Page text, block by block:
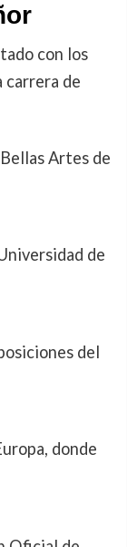
con los
carrera de
Artes de
de
del
donde